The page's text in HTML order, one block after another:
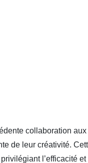
collaboration
de leur créativité.
l’efficacité et